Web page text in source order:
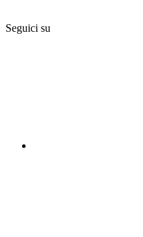
Seguici su